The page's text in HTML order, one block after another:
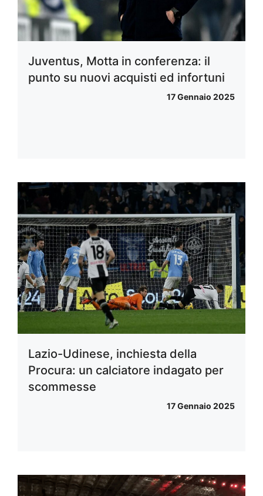
Juventus, Motta in conferenza: il
punto su nuovi acquisti ed infortuni
17 Gennaio 2025
Lazio-Udinese, inchiesta della
Procura: un calciatore indagato per
scommesse
17 Gennaio 2025